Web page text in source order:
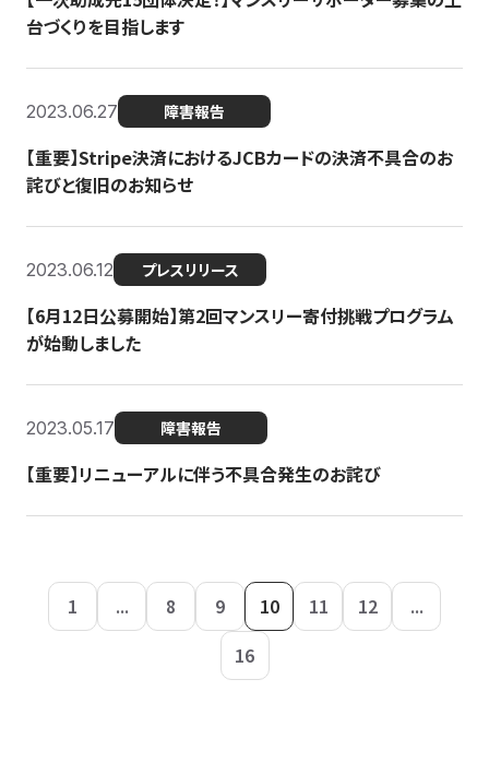
台づくりを目指します
2023.06.27 障害報告
【重要】Stripe決済におけるJCBカードの決済不具合のお
詫びと復旧のお知らせ
2023.06.12 プレスリリース
【6月12日公募開始】第2回マンスリー寄付挑戦プログラム
が始動しました
2023.05.17 障害報告
【重要】リニューアルに伴う不具合発生のお詫び
1 ... 8 9 10 11 12
...
16